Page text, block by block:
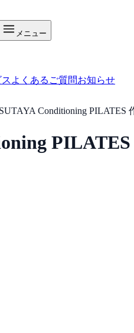
メニュー
よくあるご質問お知らせ
Conditioning PILATES